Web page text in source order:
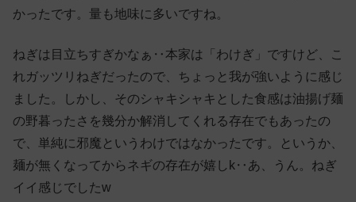
かったです。量も地味に多いですね。
ねぎは目立ちすぎかなぁ‥本家は「わけぎ」ですけど、こ
れガッツリねぎだったので、ちょっと我が強いように感じ
ました。しかし、そのシャキシャキとした食感は油揚げ麺
の野暮ったさを幾分か解消してくれる存在でもあったの
で、単純に邪魔というわけではなかったです。というか、
麺が無くなってからネギの存在が嬉しk‥あ、うん。ねぎ
イイ感じでしたw